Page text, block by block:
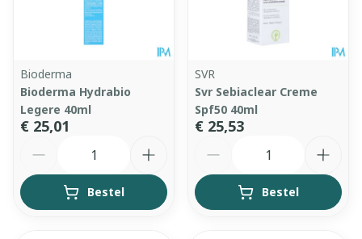
Bioderma
Bioderma Hydrabio
Legere 40ml
€ 25,01
Bestel
SVR
Svr Sebiaclear Creme
Spf50 40ml
€ 25,53
Bestel